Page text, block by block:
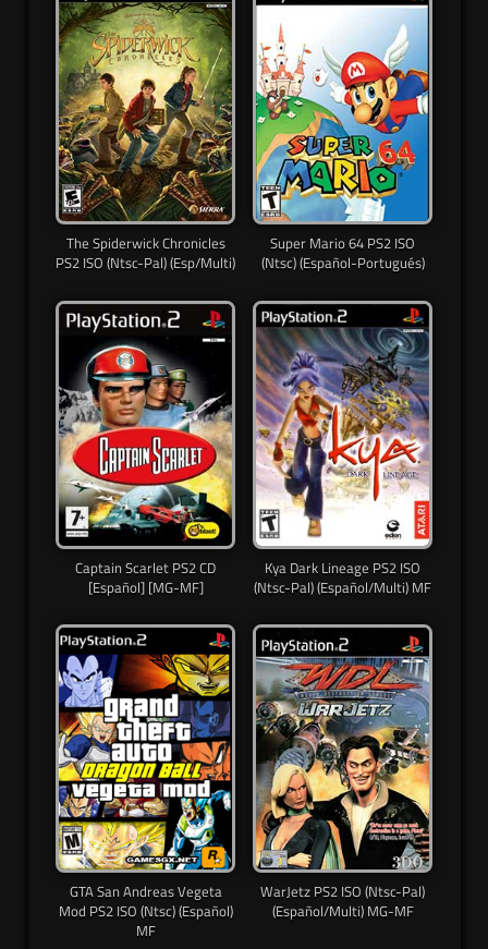
The Spiderwick Chronicles
PS2 ISO (Ntsc-Pal) (Esp/Multi)
Super Mario 64 PS2 ISO
(Ntsc) (Español-Portugués)
Captain Scarlet PS2 CD
[Español] [MG-MF]
Kya Dark Lineage PS2 ISO
(Ntsc-Pal) (Español/Multi) MF
GTA San Andreas Vegeta
Mod PS2 ISO (Ntsc) (Español)
MF
WarJetz PS2 ISO (Ntsc-Pal)
(Español/Multi) MG-MF